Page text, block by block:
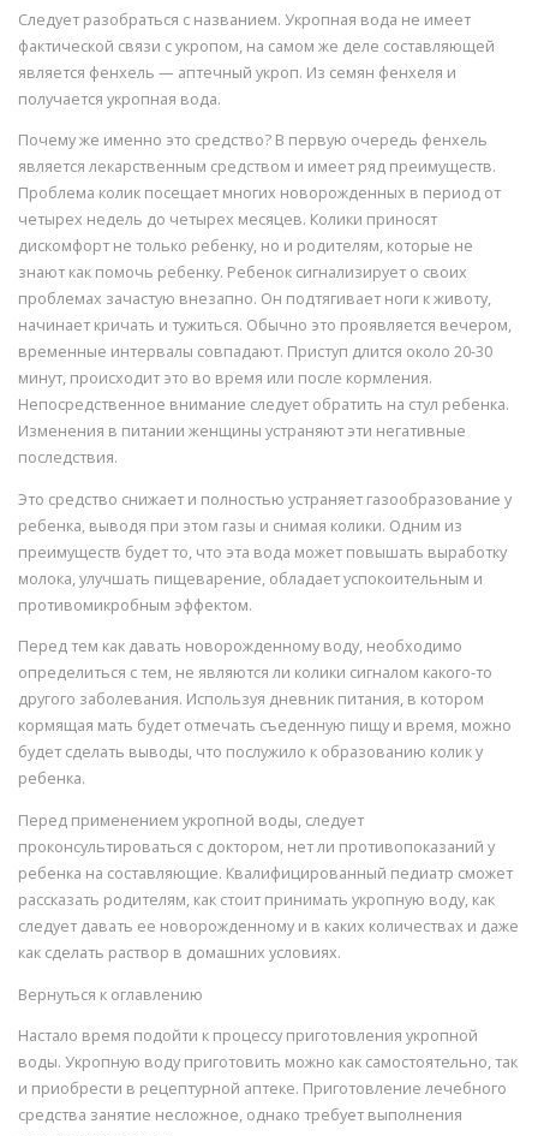
Следует разобраться с названием. Укропная вода не имеет
фактической связи с укропом, на самом же деле составляющей
является фенхель — аптечный укроп. Из семян фенхеля и
получается укропная вода.
Почему же именно это средство? В первую очередь фенхель
является лекарственным средством и имеет ряд преимуществ.
Проблема колик посещает многих новорожденных в период от
четырех недель до четырех месяцев. Колики приносят
дискомфорт не только ребенку, но и родителям, которые не
знают как помочь ребенку. Ребенок сигнализирует о своих
проблемах зачастую внезапно. Он подтягивает ноги к животу,
начинает кричать и тужиться. Обычно это проявляется вечером,
временные интервалы совпадают. Приступ длится около 20-30
минут, происходит это во время или после кормления.
Непосредственное внимание следует обратить на стул ребенка.
Изменения в питании женщины устраняют эти негативные
последствия.
Это средство снижает и полностью устраняет газообразование у
ребенка, выводя при этом газы и снимая колики. Одним из
преимуществ будет то, что эта вода может повышать выработку
молока, улучшать пищеварение, обладает успокоительным и
противомикробным эффектом.
Перед тем как давать новорожденному воду, необходимо
определиться с тем, не являются ли колики сигналом какого-то
другого заболевания. Используя дневник питания, в котором
кормящая мать будет отмечать съеденную пищу и время, можно
будет сделать выводы, что послужило к образованию колик у
ребенка.
Перед применением укропной воды, следует
проконсультироваться с доктором, нет ли противопоказаний у
ребенка на составляющие. Квалифицированный педиатр сможет
рассказать родителям, как стоит принимать укропную воду, как
следует давать ее новорожденному и в каких количествах и даже
как сделать раствор в домашних условиях.
Вернуться к оглавлению
Настало время подойти к процессу приготовления укропной
воды. Укропную воду приготовить можно как самостоятельно, так
и приобрести в рецептурной аптеке. Приготовление лечебного
средства занятие несложное, однако требует выполнения